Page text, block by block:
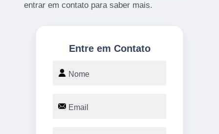
entrar em contato para saber mais.
Entre em Contato